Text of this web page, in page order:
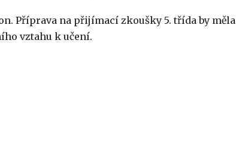
Příprava na přijímací zkoušky 5. třída by měla
vztahu k učení.